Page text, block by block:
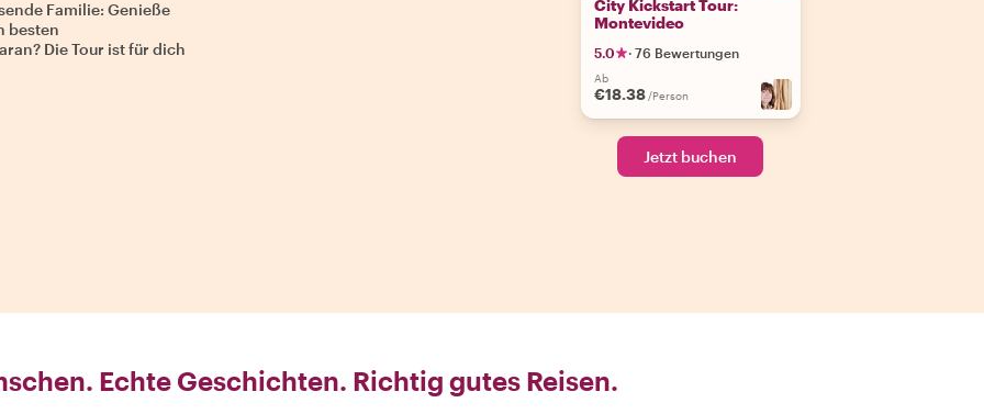
Familie: Genieße
besten
Die Tour ist für dich
City Kickstart Tour:
Montevideo
5.0 · 76 Bewertungen
Ab
€18.38 /Person
Jetzt buchen
Echte Geschichten. Richtig gutes Reisen.